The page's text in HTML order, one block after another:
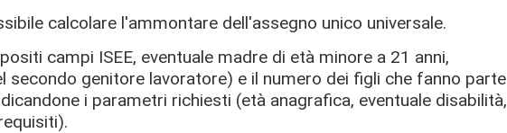
calcolare l'ammontare dell'assegno unico universale.
campi ISEE, eventuale madre di età minore a 21 anni,
secondo genitore lavoratore) e il numero dei figli che fanno parte
i parametri richiesti (età anagrafica, eventuale disabilità,